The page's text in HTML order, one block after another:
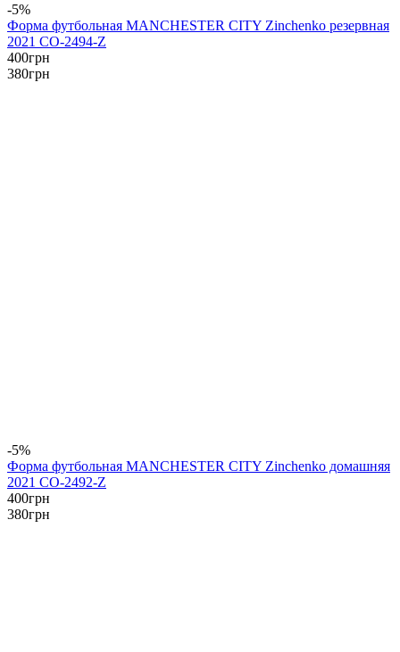
-5%
Форма футбольная MANCHESTER CITY Zinchenko резервная
2021 CO-2494-Z
400грн
380грн
-5%
Форма футбольная MANCHESTER CITY Zinchenko домашняя
2021 CO-2492-Z
400грн
380грн